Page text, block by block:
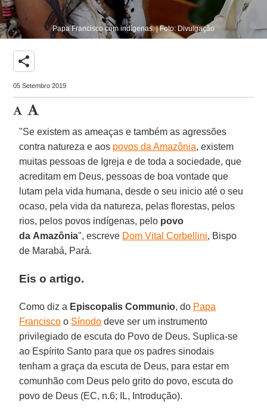
Papa Francisco com indígenas. | Foto: Divulgação
share
05 Setembro 2019
"Se existem as ameaças e também as agressões
contra natureza e aos povos da Amazônia, existem
muitas pessoas de Igreja e de toda a sociedade, que
acreditam em Deus, pessoas de boa vontade que
lutam pela vida humana, desde o seu inicio até o seu
ocaso, pela vida da natureza, pelas florestas, pelos
rios, pelos povos indígenas, pelo povo
da Amazônia", escreve Dom Vital Corbellini, Bispo
de Marabá, Pará.
Eis o artigo.
Como diz a Episcopalis Communio, do Papa
Francisco o Sínodo deve ser um instrumento
privilegiado de escuta do Povo de Deus. Suplica-se
ao Espírito Santo para que os padres sinodais
tenham a graça da escuta de Deus, para estar em
comunhão com Deus pelo grito do povo, escuta do
povo de Deus (EC, n.6; IL, Introdução).